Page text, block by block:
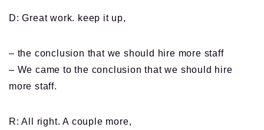
D: Great work. keep it up,
– the conclusion that we should hire more staff
– We came to the conclusion that we should hire
more staff.
R: All right. A couple more,